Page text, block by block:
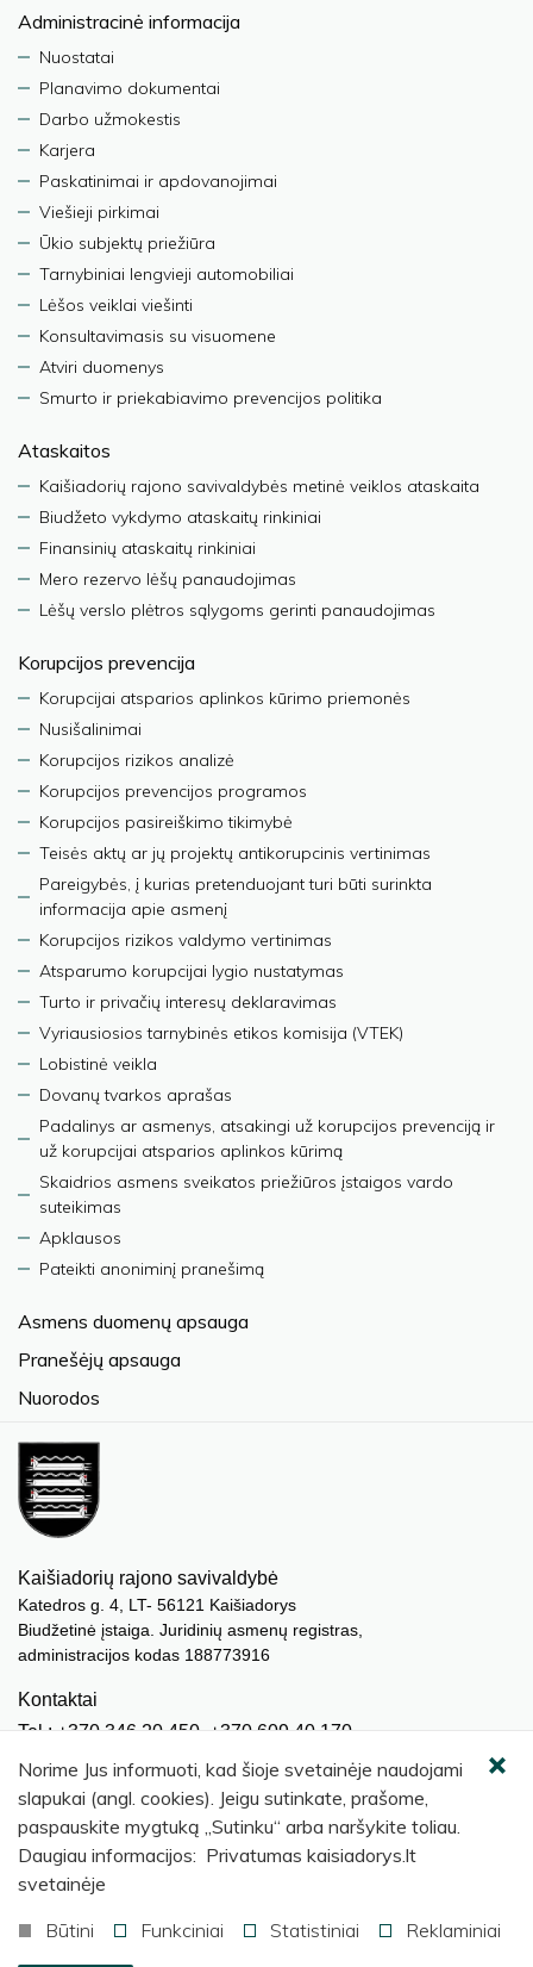
Administracinė informacija
Nuostatai
Planavimo dokumentai
Darbo užmokestis
Karjera
Paskatinimai ir apdovanojimai
Viešieji pirkimai
Ūkio subjektų priežiūra
Tarnybiniai lengvieji automobiliai
Lėšos veiklai viešinti
Konsultavimasis su visuomene
Atviri duomenys
Smurto ir priekabiavimo prevencijos politika
Ataskaitos
Kaišiadorių rajono savivaldybės metinė veiklos ataskaita
Biudžeto vykdymo ataskaitų rinkiniai
Finansinių ataskaitų rinkiniai
Mero rezervo lėšų panaudojimas
Lėšų verslo plėtros sąlygoms gerinti panaudojimas
Korupcijos prevencija
Korupcijai atsparios aplinkos kūrimo priemonės
Nusišalinimai
Korupcijos rizikos analizė
Korupcijos prevencijos programos
Korupcijos pasireiškimo tikimybė
Teisės aktų ar jų projektų antikorupcinis vertinimas
Pareigybės, į kurias pretenduojant turi būti surinkta
informacija apie asmenį
Korupcijos rizikos valdymo vertinimas
Atsparumo korupcijai lygio nustatymas
Turto ir privačių interesų deklaravimas
Vyriausiosios tarnybinės etikos komisija (VTEK)
Lobistinė veikla
Dovanų tvarkos aprašas
Padalinys ar asmenys, atsakingi už korupcijos prevenciją ir
už korupcijai atsparios aplinkos kūrimą
Skaidrios asmens sveikatos priežiūros įstaigos vardo
suteikimas
Apklausos
Pateikti anoniminį pranešimą
Asmens duomenų apsauga
Pranešėjų apsauga
Nuorodos
Kaišiadorių rajono savivaldybė
Katedros g. 4, LT- 56121 Kaišiadorys
Biudžetinė įstaiga. Juridinių asmenų registras,
administracijos kodas 188773916
Kontaktai
Tel.: +370 346 20 450, +370 609 40 170
El. paštas.: meras@kaisiadorys.lt
dokumentai@kaisiadorys.lt
Naujienų prenumerata
© 2026 Kaišiadorių rajono savivaldybė
Norime Jus informuoti, kad šioje svetainėje naudojami
slapukai (angl. cookies). Jeigu sutinkate, prašome,
paspauskite mygtuką „Sutinku“ arba naršykite toliau.
Daugiau informacijos: Privatumas kaisiadorys.lt
svetainėje
Būtini
Funkciniai Statistiniai Reklaminiai